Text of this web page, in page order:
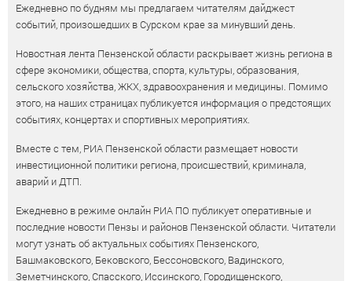
Ежедневно по будням мы предлагаем читателям дайджест
событий, произошедших в Сурском крае за минувший день.
Новостная лента Пензенской области раскрывает жизнь региона в
сфере экономики, общества, спорта, культуры, образования,
сельского хозяйства, ЖКХ, здравоохранения и медицины. Помимо
этого, на наших страницах публикуется информация о предстоящих
событиях, концертах и спортивных мероприятиях.
Вместе с тем, РИА Пензенской области размещает новости
инвестиционной политики региона, происшествий, криминала,
аварий и ДТП.
Ежедневно в режиме онлайн РИА ПО публикует оперативные и
последние новости Пензы и районов Пензенской области. Читатели
могут узнать об актуальных событиях Пензенского,
Башмаковского, Бековского, Бессоновского, Вадинского,
Земетчинского, Спасского, Иссинского, Городищенского,